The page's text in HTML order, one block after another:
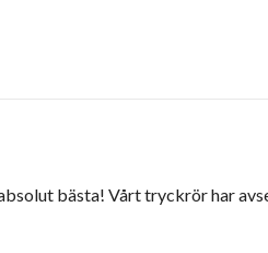
bästa! Vårt tryckrör har